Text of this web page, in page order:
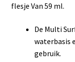
flesje Van 59 ml.
De Multi
waterbasis
gebruik.